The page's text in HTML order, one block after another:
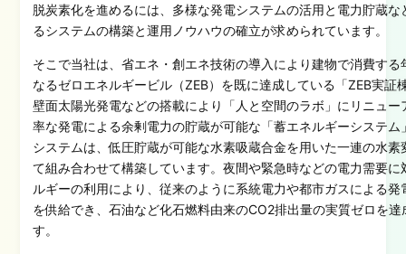
脱炭素化を進めるには、多様な発電システムの活用と電力貯蔵
るシステムの構築と運用ノウハウの確立が求められています。
そこで当社は、省エネ・創エネ技術の導入により建物で消費す
なるゼロエネルギービル（ZEB）を既に達成している「ZEB実証
壁面太陽光発電などの搭載により「人と空間のラボ」にリニュ
率な発電による余剰電力の貯蔵が可能な「蓄エネルギーシステ
システムは、低圧貯蔵が可能な水素吸蔵合金を用いた一連の水
て組み合わせて構築しています。夜間や緊急時などの電力需要
ルギーの利用により、従来のように系統電力や都市ガスによる
を供給でき、石油など化石燃料由来のCO2排出量の実質ゼロを
す。